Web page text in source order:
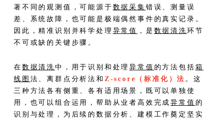
著不同的观测值，可能源于 数据采集 错误、测量误
差、系统故障，也可能是极端偶然事件的真实记录。
因此，精准识别并科学处理 异常值 ，是 数据清洗 环节
不可或缺的关键步骤。
在 数据清洗中，用于识别和处理异常值 的方法包括 箱
线图 法、离群点分析法和 Z-score（标准化）法 。这
三种方法各有侧重、各有适用场景，既可以单独使
用，也可以组合运用，帮助从业者高效完成异常值 的
识别与处理，为后续的数据分析、建模工作奠定坚实